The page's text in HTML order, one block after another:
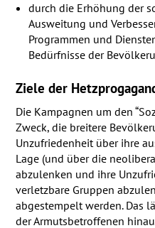
durch die Erhöhung der
Ausweitung und
Programmen und
Bedürfnisse der
Ziele der
Die Kampagnen um den
Zweck, die breitere
Unzufriedenheit über ihre
Lage (und über die
abzulenken und ihre
verletzbare Gruppen
abgestempelt werden. Das
der Armutsbetroffenen